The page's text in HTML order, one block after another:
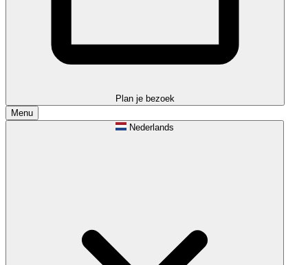
Plan je bezoek
Menu
Nederlands